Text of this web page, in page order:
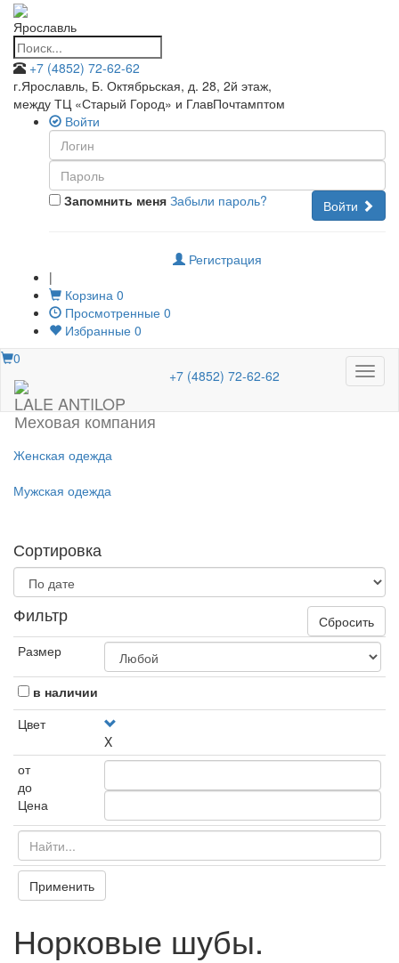
Ярославль
+7 (4852) 72-62-62
г.Ярославль, Б. Октябрьская, д. 28, 2й этаж,
между ТЦ «Старый Город» и ГлавПочтамптом
Войти
Запомнить меня Войти
Забыли пароль?
Регистрация
|
Корзина 0
Просмотренные 0
Избранные 0
Меню
0
LALE ANTILOP
Меховая компания
+7 (4852) 72-62-62
Женская одежда
Мужская одежда
Сортировка
Фильтр
Сбросить
Размер
в наличии
Цвет
X
от
до
Цена
Применить
Норковые шубы.